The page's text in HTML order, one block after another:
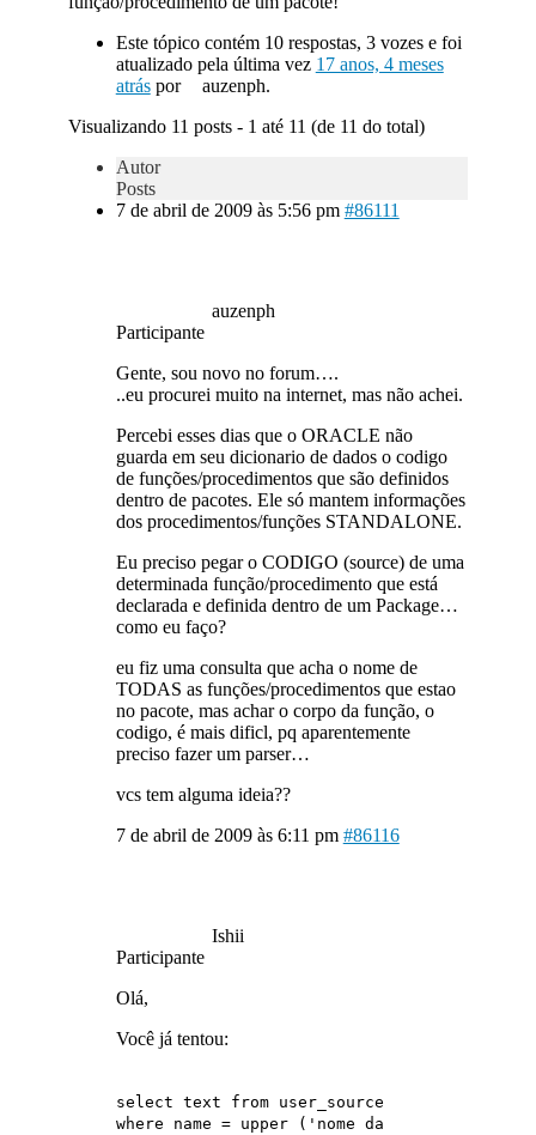
Este tópico contém 10 respostas, 3 vozes e foi
atualizado pela última vez 17 anos, 4 meses
atráspor
auzenph.
Visualizando 11 posts - 1 até 11 (de 11 do total)
Autor
Posts
7 de abril de 2009 às 5:56 pm #86111
auzenph
Participante
Gente, sou novo no forum….
..eu procurei muito na internet, mas não achei.
Percebi esses dias que o ORACLE não
guarda em seu dicionario de dados o codigo
de funções/procedimentos que são definidos
dentro de pacotes. Ele só mantem informações
dos procedimentos/funções STANDALONE.
Eu preciso pegar o CODIGO (source) de uma
determinada função/procedimento que está
declarada e definida dentro de um Package…
como eu faço?
eu fiz uma consulta que acha o nome de
TODAS as funções/procedimentos que estao
no pacote, mas achar o corpo da função, o
codigo, é mais dificl, pq aparentemente
preciso fazer um parser…
vcs tem alguma ideia??
7 de abril de 2009 às 6:11 pm #86116
Ishii
Participante
Olá,
Você já tentou:
select text from user_source
where name = upper ('nome da